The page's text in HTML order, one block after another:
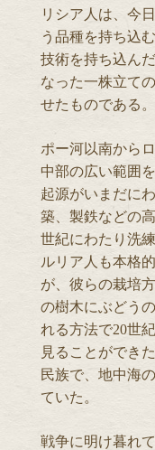
リシア人は、今
う品種を持ち込
技術を持ち込ん
なった一株立て
せたものである。
ポー河以南から
中部の広い範囲
起源がいまだに
築、製鉄などの
世紀にわたり洗
ルリア人も本格
が、彼らの栽培
の樹木にぶどう
れる方法で20世
見ることができ
民族で、地中海
ていた。
戦争に明け暮れ